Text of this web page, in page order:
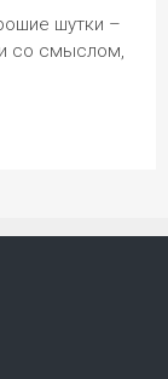
шутки –
со смыслом,